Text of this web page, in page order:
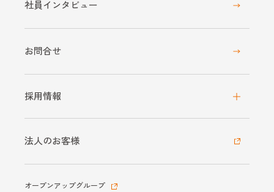
社員インタビュー
お問合せ
採用情報
法人のお客様
オープンアップグループ